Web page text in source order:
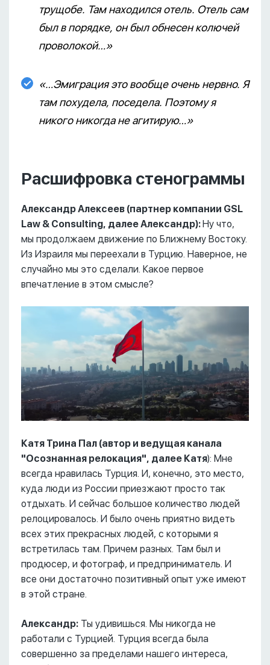
трущобе. Там находился отель. Отель сам
был в порядке, он был обнесен колючей
проволокой…»
«…Эмиграция это вообще очень нервно. Я
там похудела, поседела. Поэтому я
никого никогда не агитирую…»
Расшифровка стенограммы
Александр Алексеев (партнер компании GSL
Law & Consulting, далее Александр):Ну что,
мы продолжаем движение по Ближнему Востоку.
Из Израиля мы переехали в Турцию. Наверное, не
случайно мы это сделали. Какое первое
впечатление в этом смысле?
Катя Трина Пал (автор и ведущая канала
"Осознанная релокация", далее Катя): Мне
всегда нравилась Турция. И, конечно, это место,
куда люди из России приезжают просто так
отдыхать. И сейчас большое количество людей
релоцировалось. И было очень приятно видеть
всех этих прекрасных людей, с которыми я
встретилась там. Причем разных. Там был и
продюсер, и фотограф, и предприниматель. И
все они достаточно позитивный опыт уже имеют
в этой стране.
Александр: Ты удивишься. Мы никогда не
работали с Турцией. Турция всегда была
совершенно за пределами нашего интереса,